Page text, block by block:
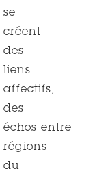
se
créent
des
liens
affectifs,
des
échos entre
régions
du